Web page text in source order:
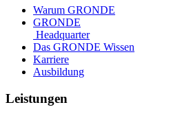
Warum GRONDE
GRONDE
Headquarter
Das GRONDE Wissen
Karriere
Ausbildung
Leistungen